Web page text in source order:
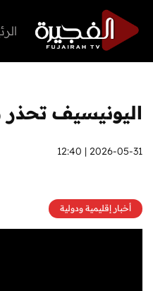
اليونيسيف
2026-05-31 | 12:40
أخبار إقليمية ودولية